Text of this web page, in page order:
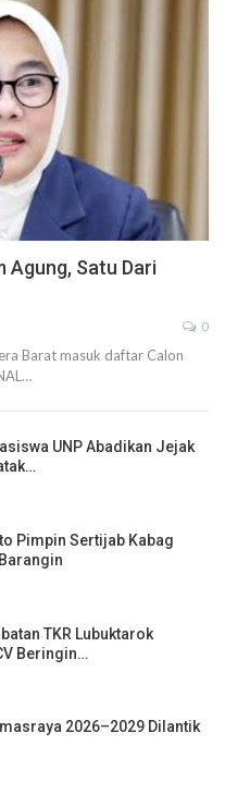
Agung, Satu Dari
0
Barat masuk daftar Calon
UNP Abadikan Jejak
Pimpin Sertijab Kabag
TKR Lubuktarok
Beringin…
2026–2029 Dilantik